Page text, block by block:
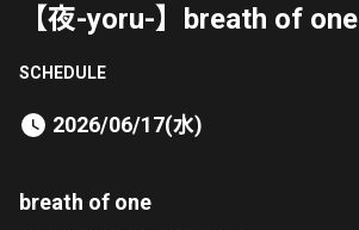
【夜-yoru-】breath of one
SCHEDULE
2026/06/17(水)
breath of one